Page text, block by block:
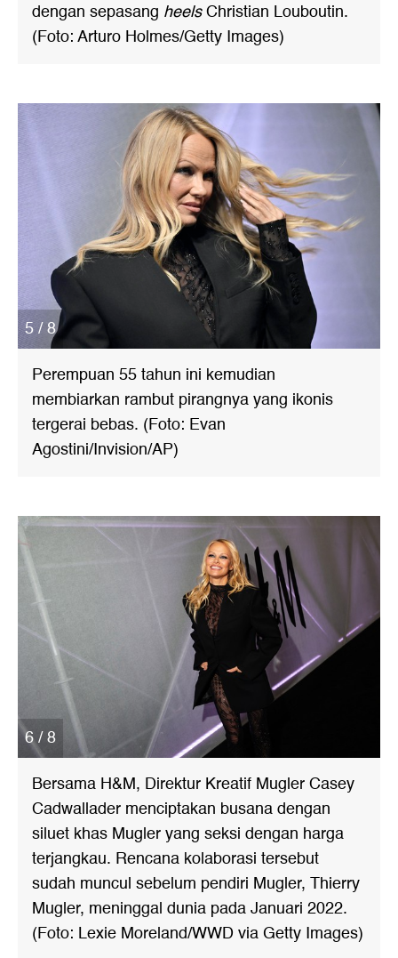
dengan sepasang heelsChristian Louboutin.
(Foto: Arturo Holmes/Getty Images)
5 / 8
Perempuan 55 tahun ini kemudian
membiarkan rambut pirangnya yang ikonis
tergerai bebas. (Foto: Evan
Agostini/Invision/AP)
6 / 8
Bersama H&M, Direktur Kreatif Mugler Casey
Cadwallader menciptakan busana dengan
siluet khas Mugler yang seksi dengan harga
terjangkau. Rencana kolaborasi tersebut
sudah muncul sebelum pendiri Mugler, Thierry
Mugler, meninggal dunia pada Januari 2022.
(Foto: Lexie Moreland/WWD via Getty Images)